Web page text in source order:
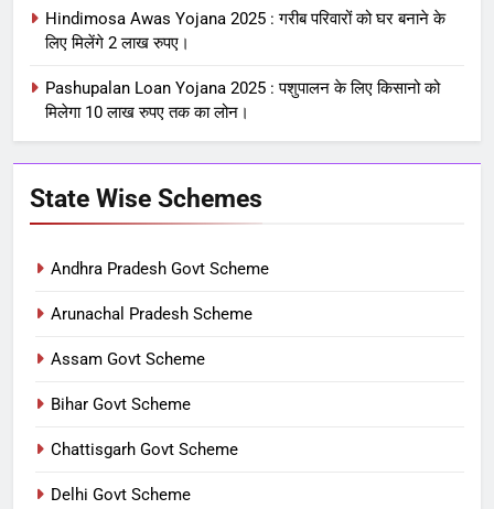
Hindimosa Awas Yojana 2025 : गरीब परिवारों को घर बनाने के
लिए मिलेंगे 2 लाख रुपए।
Pashupalan Loan Yojana 2025 : पशुपालन के लिए किसानो को
मिलेगा 10 लाख रुपए तक का लोन।
State Wise Schemes
Andhra Pradesh Govt Scheme
Arunachal Pradesh Scheme
Assam Govt Scheme
Bihar Govt Scheme
Chattisgarh Govt Scheme
Delhi Govt Scheme